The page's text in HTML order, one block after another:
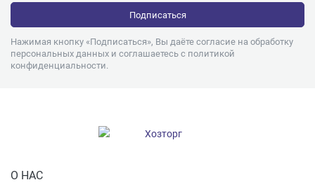
Нажимая кнопку «Подписаться», Вы даёте согласие на обработку
персональных данных и соглашаетесь с политикой
конфиденциальности.
О НАС